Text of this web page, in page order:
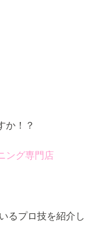
か！？
ング専門店
るプロ技を紹介